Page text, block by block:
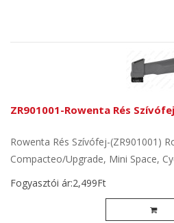
ZR901001-Rowenta Rés Szívófej
Rowenta Rés Szívófej-(ZR901001)
Compacteo/Upgrade, Mini Space,
Fogyasztói ár:2,499Ft